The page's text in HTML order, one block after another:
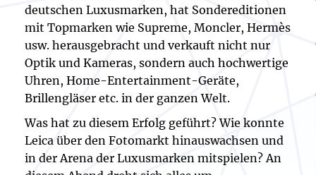
deutschen Luxusmarken, hat Sondereditionen
mit Topmarken wie Supreme, Moncler, Hermès
usw. herausgebracht und verkauft nicht nur
Optik und Kameras, sondern auch hochwertige
Uhren, Home-Entertainment-Geräte,
Brillengläser etc. in der ganzen Welt.
Was hat zu diesem Erfolg geführt? Wie konnte
Leica über den Fotomarkt hinauswachsen und
in der Arena der Luxusmarken mitspielen? An